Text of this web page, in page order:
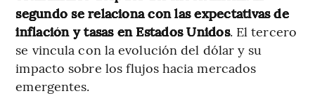
segundo se relaciona con las expectativas de
inflación y tasas en Estados Unidos. El tercero
se vincula con la evolución del dólar y su
impacto sobre los flujos hacia mercados
emergentes.